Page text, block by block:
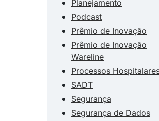
Planejamento
Podcast
Prêmio de Inovação
Prêmio de Inovação
Wareline
Processos
SADT
Segurança
Segurança de Dados